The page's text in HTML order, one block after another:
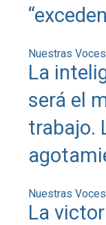
Nuestras Voces
La
será el
trabajo.
Nuestras Voces
La